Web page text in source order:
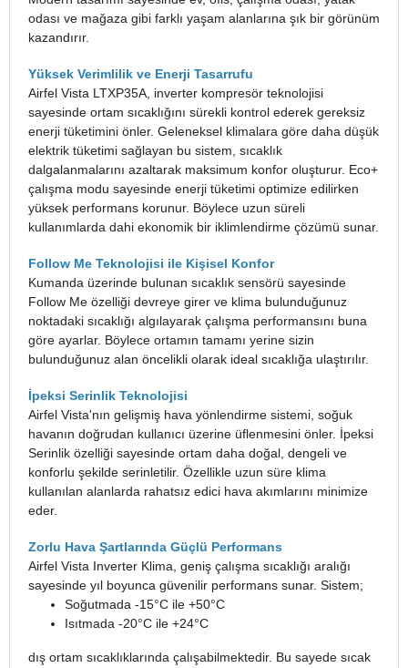
odası ve mağaza gibi farklı yaşam alanlarına şık bir görünüm
kazandırır.
Yüksek Verimlilik ve Enerji Tasarrufu
Airfel Vista LTXP35A, inverter kompresör teknolojisi
sayesinde ortam sıcaklığını sürekli kontrol ederek gereksiz
enerji tüketimini önler. Geleneksel klimalara göre daha düşük
elektrik tüketimi sağlayan bu sistem, sıcaklık
dalgalanmalarını azaltarak maksimum konfor oluşturur. Eco+
çalışma modu sayesinde enerji tüketimi optimize edilirken
yüksek performans korunur. Böylece uzun süreli
kullanımlarda dahi ekonomik bir iklimlendirme çözümü sunar.
Follow Me Teknolojisi ile Kişisel Konfor
Kumanda üzerinde bulunan sıcaklık sensörü sayesinde
Follow Me özelliği devreye girer ve klima bulunduğunuz
noktadaki sıcaklığı algılayarak çalışma performansını buna
göre ayarlar. Böylece ortamın tamamı yerine sizin
bulunduğunuz alan öncelikli olarak ideal sıcaklığa ulaştırılır.
İpeksi Serinlik Teknolojisi
Airfel Vista'nın gelişmiş hava yönlendirme sistemi, soğuk
havanın doğrudan kullanıcı üzerine üflenmesini önler. İpeksi
Serinlik özelliği sayesinde ortam daha doğal, dengeli ve
konforlu şekilde serinletilir. Özellikle uzun süre klima
kullanılan alanlarda rahatsız edici hava akımlarını minimize
eder.
Zorlu Hava Şartlarında Güçlü Performans
Airfel Vista Inverter Klima, geniş çalışma sıcaklığı aralığı
sayesinde yıl boyunca güvenilir performans sunar. Sistem;
Soğutmada -15°C ile +50°C
Isıtmada -20°C ile +24°C
dış ortam sıcaklıklarında çalışabilmektedir. Bu sayede sıcak